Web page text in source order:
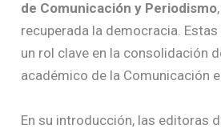
de Comunicación y Periodismo
recuperada la democracia.
un rol clave en la consolidación
académico de la Comunicación
En su introducción, las editoras